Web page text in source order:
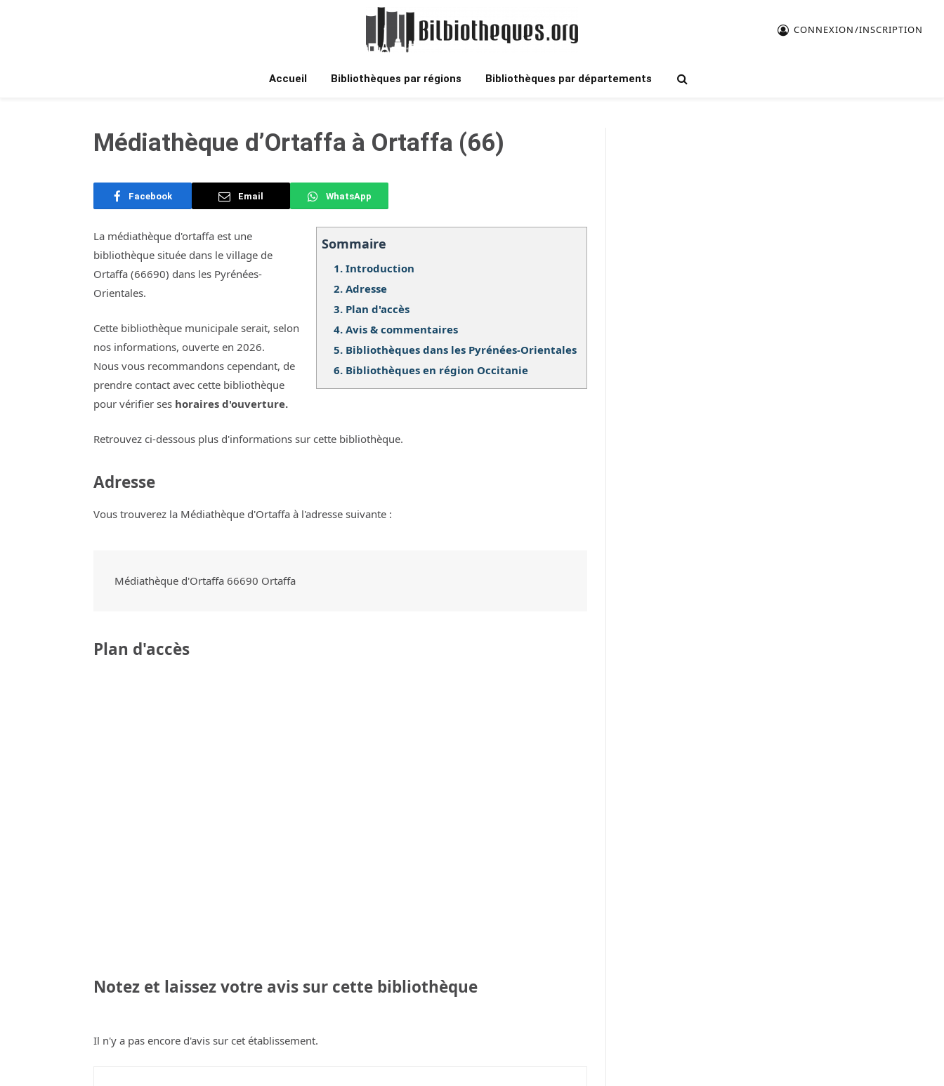
CONNEXION/INSCRIPTION
Accueil Bibliothèques par régions Bibliothèques par départements
Médiathèque d’Ortaffa à Ortaffa (66)
Facebook Email WhatsApp
Sommaire
1. Introduction
2. Adresse
3. Plan d'accès
4. Avis & commentaires
5. Bibliothèques dans les Pyrénées-Orientales
6. Bibliothèques en région Occitanie
La médiathèque d'ortaffa est une
bibliothèque située dans le village de
Ortaffa (66690) dans les Pyrénées-
Orientales.
Cette bibliothèque municipale serait, selon
nos informations, ouverte en 2026.
Nous vous recommandons cependant, de
prendre contact avec cette bibliothèque
pour vérifier ses horaires d'ouverture.
Retrouvez ci-dessous plus d'informations sur cette bibliothèque.
Adresse
Vous trouverez la Médiathèque d'Ortaffa à l'adresse suivante :
Médiathèque d'Ortaffa 66690 Ortaffa
Plan d'accès
Notez et laissez votre avis sur cette bibliothèque
Il n'y a pas encore d'avis sur cet établissement.